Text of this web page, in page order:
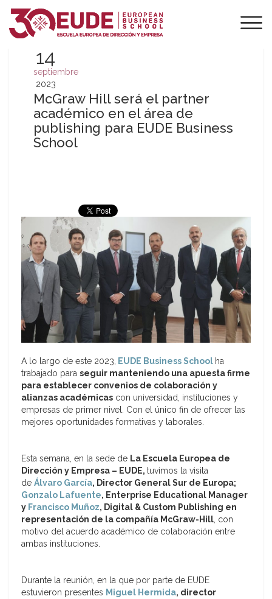
14
septiembre
2023
McGraw Hill será el partner
académico en el área de
publishing para EUDE Business
School
A lo largo de este 2023, EUDE Business School ha
trabajado para seguir manteniendo una apuesta firme
para establecer convenios de colaboración y
alianzas académicas con universidad, instituciones y
empresas de primer nivel. Con el único fin de ofrecer las
mejores oportunidades formativas y laborales.
Esta semana, en la sede de La Escuela Europea de
Dirección y Empresa – EUDE, tuvimos la visita
de Álvaro García, Director General Sur de Europa;
Gonzalo Lafuente, Enterprise Educational Manager
y Francisco Muñoz, Digital & Custom Publishing en
representación de la compañía McGraw-Hill, con
motivo del acuerdo académico de colaboración entre
ambas instituciones.
Durante la reunión, en la que por parte de EUDE
estuvieron presentes Miguel Hermida, director